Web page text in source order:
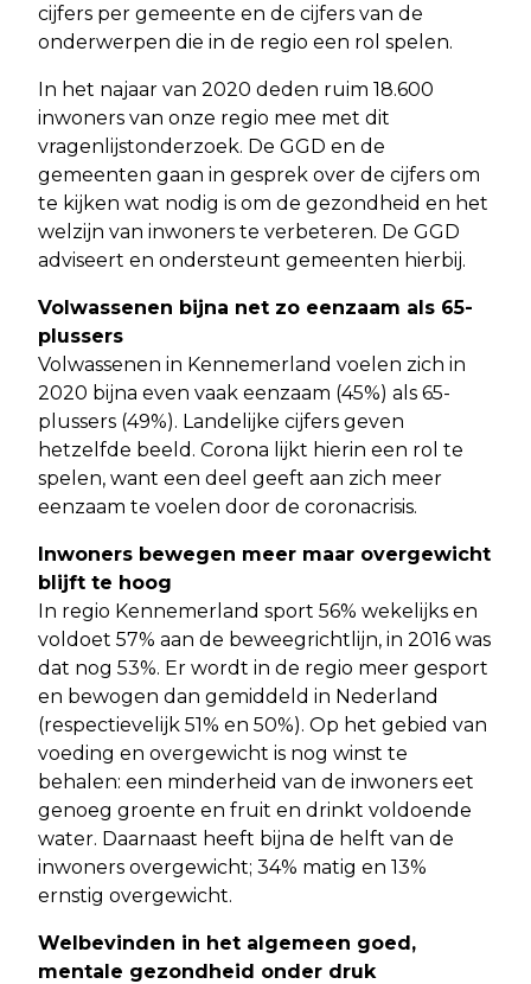
cijfers per gemeente en de cijfers van de
onderwerpen die in de regio een rol spelen.
In het najaar van 2020 deden ruim 18.600
inwoners van onze regio mee met dit
vragenlijstonderzoek. De GGD en de
gemeenten gaan in gesprek over de cijfers om
te kijken wat nodig is om de gezondheid en het
welzijn van inwoners te verbeteren. De GGD
adviseert en ondersteunt gemeenten hierbij.
Volwassenen bijna net zo eenzaam als 65-
plussers
Volwassenen in Kennemerland voelen zich in
2020 bijna even vaak eenzaam (45%) als 65-
plussers (49%). Landelijke cijfers geven
hetzelfde beeld. Corona lijkt hierin een rol te
spelen, want een deel geeft aan zich meer
eenzaam te voelen door de coronacrisis.
Inwoners bewegen meer maar overgewicht
blijft te hoog
In regio Kennemerland sport 56% wekelijks en
voldoet 57% aan de beweegrichtlijn, in 2016 was
dat nog 53%. Er wordt in de regio meer gesport
en bewogen dan gemiddeld in Nederland
(respectievelijk 51% en 50%). Op het gebied van
voeding en overgewicht is nog winst te
behalen: een minderheid van de inwoners eet
genoeg groente en fruit en drinkt voldoende
water. Daarnaast heeft bijna de helft van de
inwoners overgewicht; 34% matig en 13%
ernstig overgewicht.
Welbevinden in het algemeen goed,
mentale gezondheid onder druk